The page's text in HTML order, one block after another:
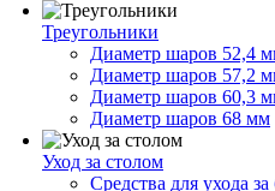
Треугольники
Диаметр шаров 52,4
Диаметр шаров 57,2
Диаметр шаров 60,3
Диаметр шаров 68 мм
Уход за столом
Средства для ухода